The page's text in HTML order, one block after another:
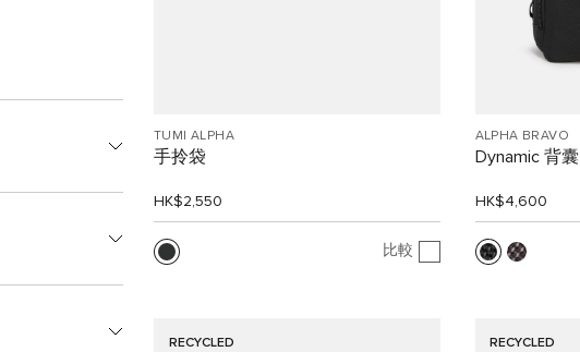
TUMI ALPHA
手拎袋
HK$2,550
比較
ALPHA BRAVO
Dynamic 背囊
HK$4,600
RECYCLED RECYCLED